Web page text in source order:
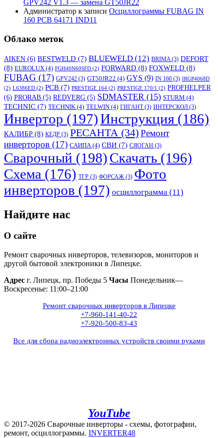
GPV242 V1.3 — замена GT50JR22
Администратор к записи Осциллограммы FUBAG IN
160 PCB 64171 IND11
Облако меток
AIKEN (6) BESTWELD (7) BLUEWELD (12) BRIMA (3) DEFORT
(8) EUROLUX (4) FGH40N60SFD (2) FORWARD (8) FOXWELD (8)
FUBAG (17) GPV242 (3) GT50JR22 (4) GYS (9) IN 160 (3) IRGP4068D
(2) L6386ED (2) PCB (7) PRESTIGE 164 (2) PRESTIGE 170/1 (2) PROFHELPER
(6) PRORAB (5) REDVERG (5) SDMASTER (15) STURM (4)
TECHNIC (7) TECHNIK (4) TELWIN (4) ГИГАНТ(3) ИНТЕРСКОЛ (3)
Инвертор (197)Инструкция (186)
КАЛИБР (8) КЕДР (3) РЕСАНТА (34)Ремонт
инверторов (17) САИПА (4) СВИ (7) СЯОГАН (3)
Сварочный (198)Скачать (196)
Схема (176) ТГР (3) ФОРСАЖ (3) Фото
инверторов (197) осциллограмма (11)
Найдите нас
О сайте
Ремонт сварочных инверторов, телевизоров, мониторов и
другой бытовой электроники в Липецке.
Адрес г. Липецк, пр. Победы 5 Часы Понедельник—
Воскресенье: 11:00–21:00
Ремонт сварочных инверторов в Липецке
+7-960-141-40-22
+7-920-500-83-43
Все для сбора радиоэлектронных устройств своими руками
YouTube
© 2017-2026 Сварочные инверторы - схемы, фотографии,
ремонт, осциллограммы. INVERTER48